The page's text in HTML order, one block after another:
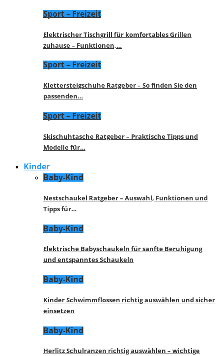
Sport – Freizeit
Elektrischer Tischgrill für komfortables Grillen
zuhause – Funktionen,…
Sport – Freizeit
Klettersteigschuhe Ratgeber – So finden Sie den
passenden…
Sport – Freizeit
Skischuhtasche Ratgeber – Praktische Tipps und
Modelle für…
Kinder
Baby-Kind
Nestschaukel Ratgeber – Auswahl, Funktionen und
Tipps für…
Baby-Kind
Elektrische Babyschaukeln für sanfte Beruhigung
und entspanntes Schaukeln
Baby-Kind
Kinder Schwimmflossen richtig auswählen und sicher
einsetzen
Baby-Kind
Herlitz Schulranzen richtig auswählen – wichtige